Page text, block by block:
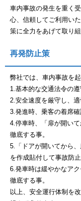
車内事故の発生を重く
心、信頼してご利用い
策に全力をあげて取り組
再発防止策
弊社では、車内事故を
1.基本的な交通法令の遵
2.安全速度を厳守し、
3.発進時、乗客の着席
4.停車時、「扉が開い
徹底する事。
5.「ドアが開いてから
を作成貼付して事故防止
6.発車時は緩やかなア
徹底する事。
以上、安全運行体制を